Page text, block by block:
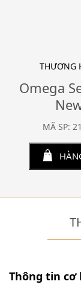
THƯƠNG
Omega
MÃ SP:
Thông tin cơ